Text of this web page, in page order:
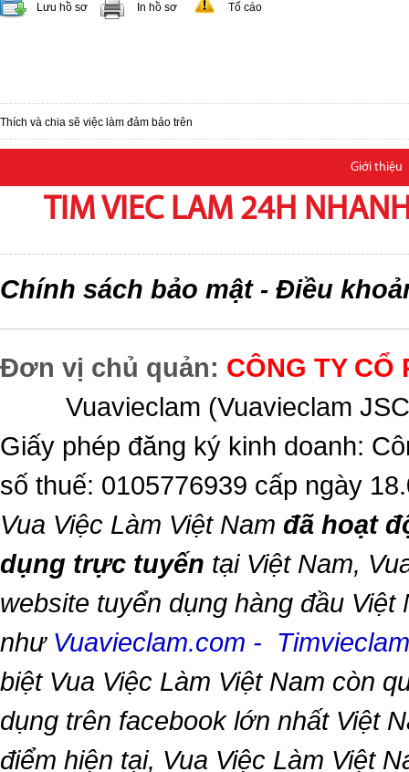
Lưu hồ sơ In hồ sơ Tố cáo
Thích và chia sẽ việc làm đảm bảo trên
Giới thiệu
TIM VIEC LAM 24H
Chính sách bảo mật- Điều
Đơn vị chủ quản: CÔNG TY CỔ
Vuavieclam (Vuavieclam
Giấy phép đăng ký kinh doanh:
số thuế: 0105776939 cấp ngày
Vua Việc Làm Việt Nam đã hoạt
dụng trực tuyến tại Việt Nam,
website tuyển dụng hàng đầu Việt
như Vuavieclam.com -
biệt Vua Việc Làm Việt Nam còn
dụng trên facebook lớn nhất Việt
điểm hiện tại, Vua Việc Làm Việt